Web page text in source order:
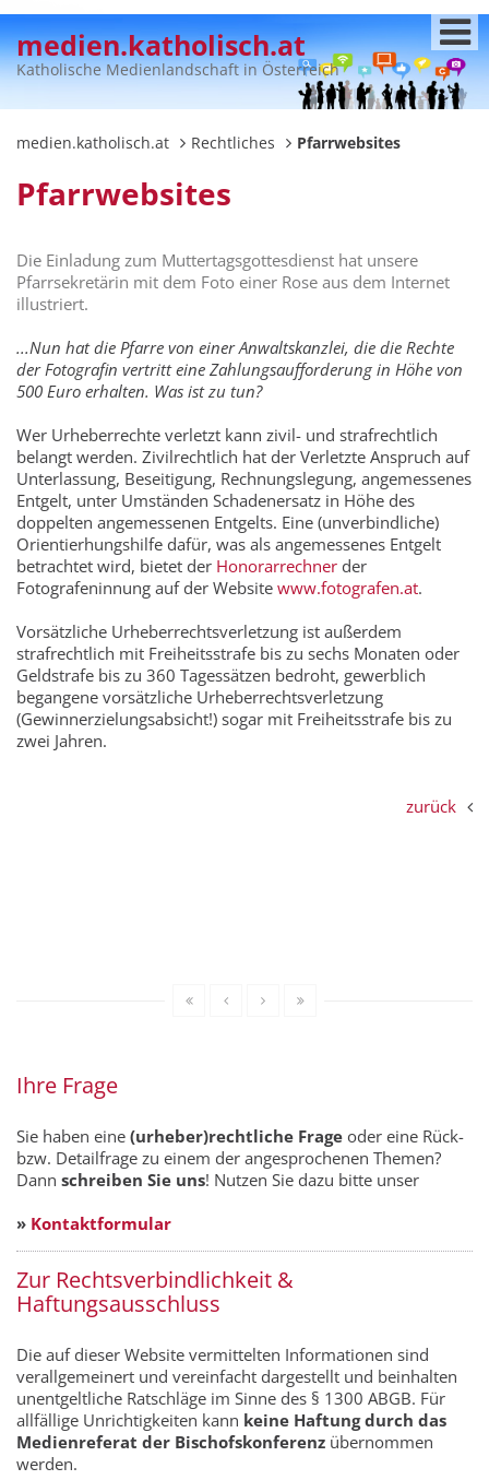
medien.katholisch.at
Katholische Medienlandschaft in Österreich
medien.katholisch.at Rechtliches Pfarrwebsites
Pfarrwebsites
Die Einladung zum Muttertagsgottesdienst hat unsere
Pfarrsekretärin mit dem Foto einer Rose aus dem Internet
illustriert.
...Nun hat die Pfarre von einer Anwaltskanzlei, die die Rechte
der Fotografin vertritt eine Zahlungsaufforderung in Höhe von
500 Euro erhalten. Was ist zu tun?
Wer Urheberrechte verletzt kann zivil- und strafrechtlich
belangt werden. Zivilrechtlich hat der Verletzte Anspruch auf
Unterlassung, Beseitigung, Rechnungslegung, angemessenes
Entgelt, unter Umständen Schadenersatz in Höhe des
doppelten angemessenen Entgelts. Eine (unverbindliche)
Orientierhungshilfe dafür, was als angemessenes Entgelt
betrachtet wird, bietet der Honorarrechner der
Fotografeninnung auf der Website www.fotografen.at.
Vorsätzliche Urheberrechtsverletzung ist außerdem
strafrechtlich mit Freiheitsstrafe bis zu sechs Monaten oder
Geldstrafe bis zu 360 Tagessätzen bedroht, gewerblich
begangene vorsätzliche Urheberrechtsverletzung
(Gewinnerzielungsabsicht!) sogar mit Freiheitsstrafe bis zu
zwei Jahren.
zurück
Ihre Frage
Sie haben eine (urheber)rechtliche Frage oder eine Rück-
bzw. Detailfrage zu einem der angesprochenen Themen?
Dann schreiben Sie uns! Nutzen Sie dazu bitte unser
» Kontaktformular
Zur Rechtsverbindlichkeit &
Haftungsausschluss
Die auf dieser Website vermittelten Informationen sind
verallgemeinert und vereinfacht dargestellt und beinhalten
unentgeltliche Ratschläge im Sinne des § 1300 ABGB. Für
allfällige Unrichtigkeiten kann keine Haftung durch das
Medienreferat der Bischofskonferenz übernommen
werden.